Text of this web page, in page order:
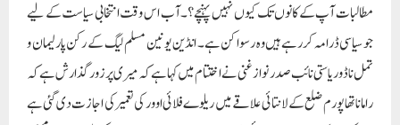
مطالبات آپ کے کانوں تک کیوں نہیں پہنچے؟۔آب اس وقت انتخابی سیاست کے لیے
جو سیاسی ڈرامہ کررہے ہیں وہ رسوا کن ہے۔ انڈین یونین مسلم لیگ کے رکن پارلیمان و
تمل ناڈو ریاستی نائب صدر نواز غنی نے اختتام میں کہا ہے کہ میری پرزور گذارش ہے کہ
راماناتھا پورم ضلع کے لانتائی علاقے میں ریلوے فلائی اوور کی تعمیر کی اجازت دی گئی ہے